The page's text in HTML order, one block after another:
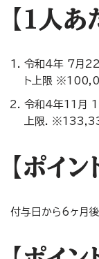
【1人あ
令和4年 7月
ト上限
令和4年11月 1
上限.
【ポイ
付与日から6ヶ月